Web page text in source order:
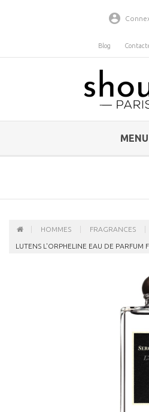
Blog
MENU
HOMMES FRAGRANCES
LUTENS L'ORPHELINE EAU DE PARFUM